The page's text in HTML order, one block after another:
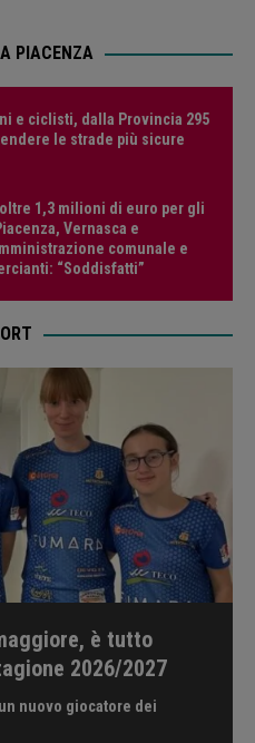
PIACENZA
e ciclisti, dalla Provincia 295
le strade più sicure
1,3 milioni di euro per gli
Vernasca e
comunale e
“Soddisfatti”
è tutto
2026/2027
nuovo giocatore dei